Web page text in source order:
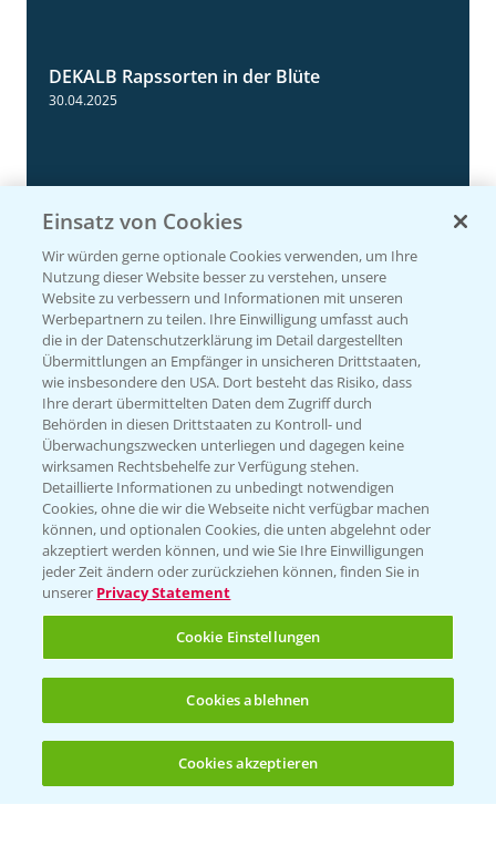
DEKALB Rapssorten in der Blüte
30.04.2025
Rundgang über die Raps DEMOS
24.03.2025
Raps Stoppelanalyse
(noch 4)
Einsatz von Cookies
Wir würden gerne optionale Cookies verwenden, um Ihre
Nutzung dieser Website besser zu verstehen, unsere
Website zu verbessern und Informationen mit unseren
Werbepartnern zu teilen. Ihre Einwilligung umfasst auch
die in der Datenschutzerklärung im Detail dargestellten
Übermittlungen an Empfänger in unsicheren Drittstaaten,
wie insbesondere den USA. Dort besteht das Risiko, dass
Ihre derart übermittelten Daten dem Zugriff durch
Behörden in diesen Drittstaaten zu Kontroll- und
Überwachungszwecken unterliegen und dagegen keine
wirksamen Rechtsbehelfe zur Verfügung stehen.
Detaillierte Informationen zu unbedingt notwendigen
Cookies, ohne die wir die Webseite nicht verfügbar machen
können, und optionalen Cookies, die unten abgelehnt oder
akzeptiert werden können, und wie Sie Ihre Einwilligungen
jeder Zeit ändern oder zurückziehen können, finden Sie in
unserer Privacy Statement
Cookie Einstellungen
Cookies ablehnen
Cookies akzeptieren